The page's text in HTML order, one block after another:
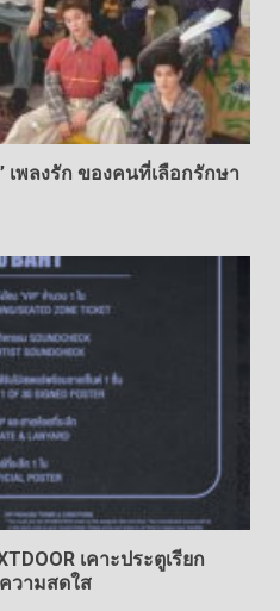
เพลงรัก ของคนที่เลือกรักษา
เคาะประตูเรียก
ความสดใส